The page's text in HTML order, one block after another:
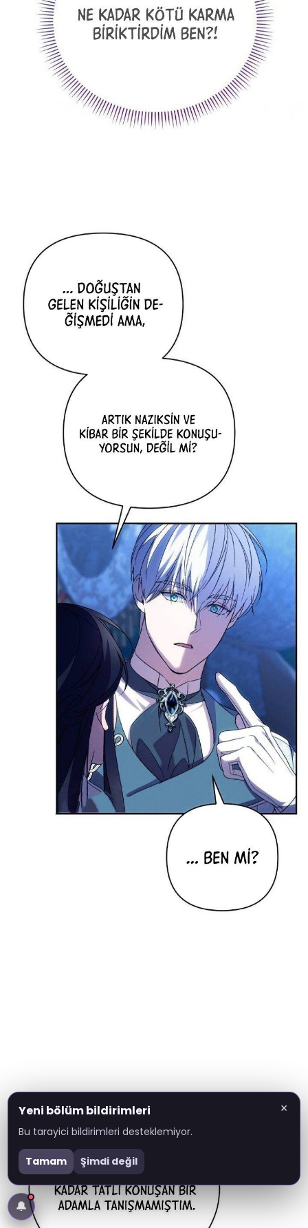
×
Yeni bölüm bildirimleri
Bu tarayici bildirimleri desteklemiyor.
Tamam Şimdi değil
🔔